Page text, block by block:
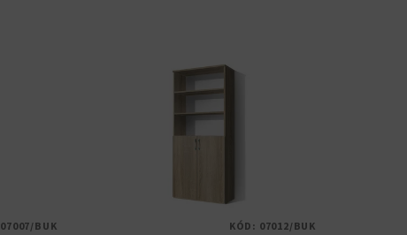
07007/BUK KÓD: 07012/BUK